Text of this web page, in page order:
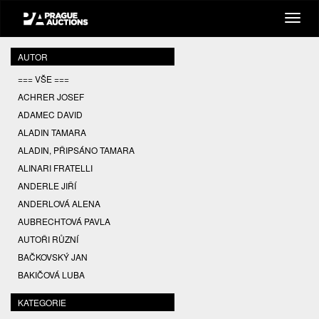
AUTOR
=== VŠE ===
ACHRER JOSEF
ADAMEC DAVID
ALADIN TAMARA
ALADIN, PŘIPSÁNO TAMARA
ALINARI FRATELLI
ANDERLE JIŘÍ
ANDERLOVÁ ALENA
AUBRECHTOVÁ PAVLA
AUTOŘI RŮZNÍ
BAČKOVSKÝ JAN
BAKIČOVÁ LUBA
BALCAR JIŘÍ
BALCAR KAREL
KATEGORIE